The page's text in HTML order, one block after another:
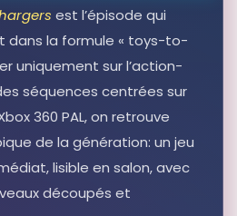
RAKUTEN À VÉRIFIER
Superchargers - Dark
produits liés
Rakuten →
RAKUTEN À VÉRIFIER
est l’épisode qui
dans la formule « toys-to-
uniquement sur l’action-
séquences centrées sur
360 PAL, on retrouve
de la génération: un jeu
lisible en salon, avec
découpés et